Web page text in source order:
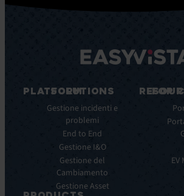
PLATFORM
Caratteristiche
principali
principali
Integrazioni
SOLUTIONS
Gestione incidenti e
problemi
End to End
Gestione I&O
Gestione del
Cambiamento
Gestione Asset
Ebook
Study
FOR